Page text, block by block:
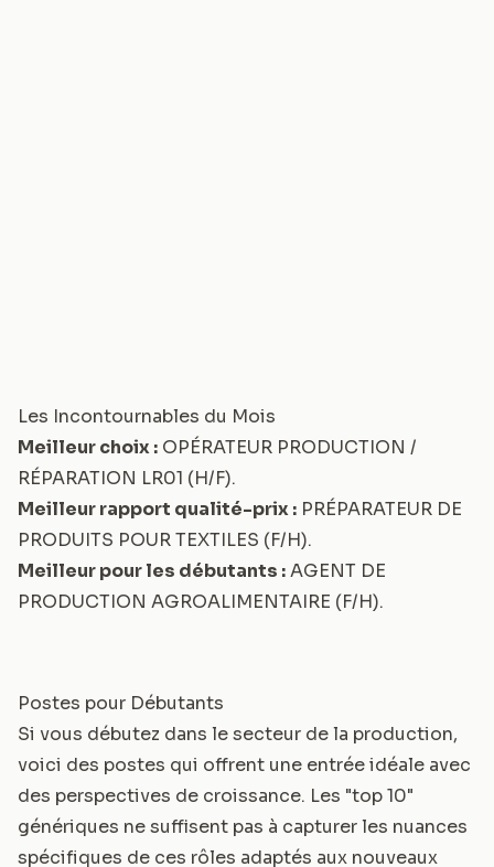
Les Incontournables du Mois
Meilleur choix : OPÉRATEUR PRODUCTION /
RÉPARATION LR01 (H/F).
Meilleur rapport qualité-prix : PRÉPARATEUR DE
PRODUITS POUR TEXTILES (F/H).
Meilleur pour les débutants :AGENT DE
PRODUCTION AGROALIMENTAIRE (F/H).
Postes pour Débutants
Si vous débutez dans le secteur de la production,
voici des postes qui offrent une entrée idéale avec
des perspectives de croissance. Les "top 10"
génériques ne suffisent pas à capturer les nuances
spécifiques de ces rôles adaptés aux nouveaux